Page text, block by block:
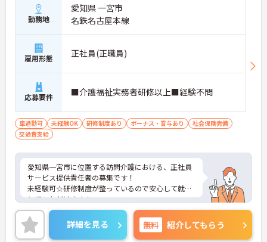
勤務地
愛知県 一宮市
名鉄名古屋本線
雇用形態 正社員(正職員)
応募要件 ■介護福祉実務者研修以上■経験不問
車通勤可 未経験OK 研修制度あり ボーナス・賞与あり
社会保険完備
交通費支給
愛知県一宮市に位置する訪問介護における、正社員
サービス提供責任者の募集です！
未経験可☆研修制度が整っているので安心して就業
していただけます！
ご興味ある方には、面接対策ポイントなど、さらに
詳細をお話しいたしますのでお気軽にご相談くださ
い。
詳細を見る 無料 紹介してもらう